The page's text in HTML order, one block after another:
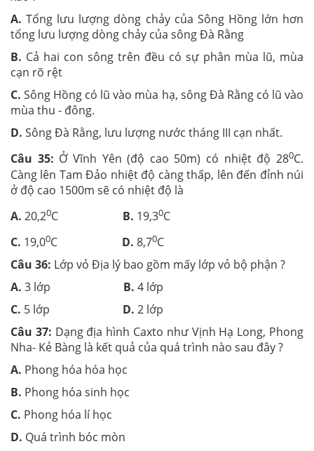
A.Tổng lưu lượng dòng chảy của Sông Hồng lớn hơn
tổng lưu lượng dòng chảy của sông Đà Rằng
B. Cả hai con sông trên đều có sự phân mùa lũ, mùa
cạn rõ rệt
C.Sông Hồng có lũ vào mùa hạ, sông Đà Rằng có lũ vào
mùa thu - đông.
D. Sông Đà Rằng, lưu lượng nước tháng III cạn nhất.
Câu 35: Ở Vĩnh Yên (độ cao 50m) có nhiệt độ 280C.
Càng lên Tam Đảo nhiệt độ càng thấp, lên đến đỉnh núi
ở độ cao 1500m sẽ có nhiệt độ là
A. 20,20C B. 19,30C
C. 19,00C D. 8,70C
Câu 36: Lớp vỏ Địa lý bao gồm mấy lớp vỏ bộ phận ?
A. 3 lớp B. 4 lớp
C. 5 lớp D. 2 lớp
Câu 37: Dạng địa hình Caxto như Vịnh Hạ Long, Phong
Nha- Kẻ Bàng là kết quả của quá trình nào sau đây ?
A. Phong hóa hóa học
B. Phong hóa sinh học
C. Phong hóa lí học
D. Quá trình bóc mòn